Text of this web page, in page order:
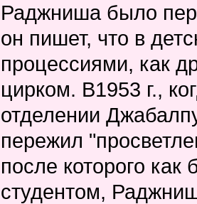
Раджниша было
он пишет, что в
процессиями, как
цирком. В1953 г.,
отделении
пережил
после которого как
студентом,